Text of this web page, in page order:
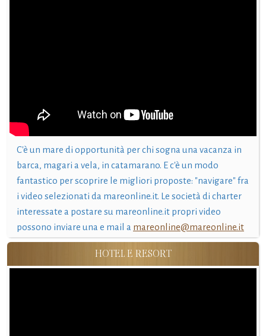
C'è un mare di opportunità per chi sogna una vacanza in
barca, magari a vela, in catamarano. E c'è un modo
fantastico per scoprire le migliori proposte: "navigare" fra
i video selezionati da mareonline.it. Le società di charter
interessate a postare su mareonline.it propri video
possono inviare una e mail a mareonline@mareonline.it
HOTEL E RESORT